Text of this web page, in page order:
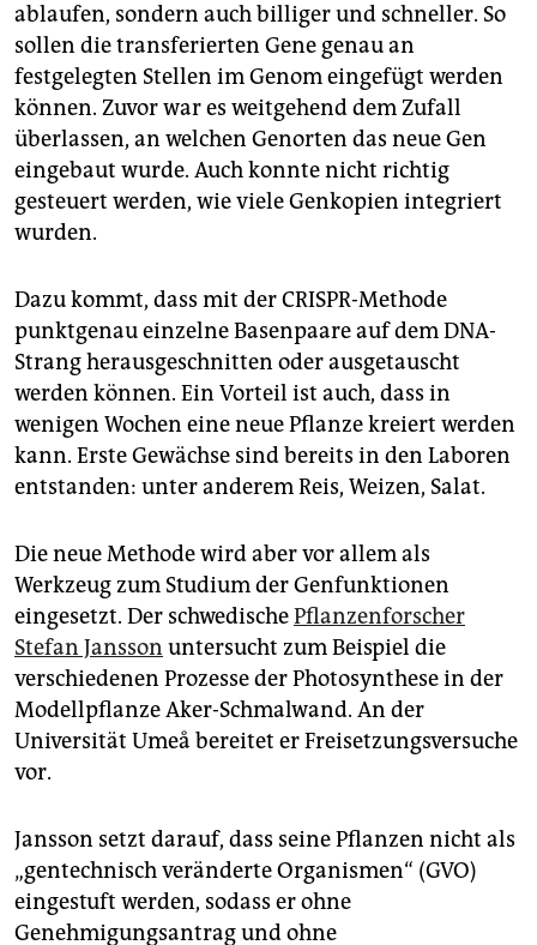
ablaufen, sondern auch billiger und schneller. So
sollen die transferierten Gene genau an
festgelegten Stellen im Genom eingefügt werden
können. Zuvor war es weitgehend dem Zufall
überlassen, an welchen Genorten das neue Gen
eingebaut wurde. Auch konnte nicht richtig
gesteuert werden, wie viele Genkopien integriert
wurden.
Dazu kommt, dass mit der CRISPR-Methode
punktgenau einzelne Basenpaare auf dem DNA-
Strang herausgeschnitten oder ausgetauscht
werden können. Ein Vorteil ist auch, dass in
wenigen Wochen eine neue Pflanze kreiert werden
kann. Erste Gewächse sind bereits in den Laboren
entstanden: unter anderem Reis, Weizen, Salat.
Die neue Methode wird aber vor allem als
Werkzeug zum Studium der Genfunktionen
eingesetzt. Der schwedischePflanzenforscher
Stefan Jansson untersucht zum Beispiel die
verschiedenen Prozesse der Photosynthese in der
Modellpflanze Aker-Schmalwand. An der
Universität Umeå bereitet er Freisetzungsversuche
vor.
Jansson setzt darauf, dass seine Pflanzen nicht als
„gentechnisch veränderte Organismen“ (GVO)
eingestuft werden, sodass er ohne
Genehmigungsantrag und ohne